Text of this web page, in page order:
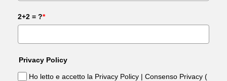
2+2 = ?*
Privacy Policy
Ho letto e accetto la Privacy Policy | Consenso Privacy (